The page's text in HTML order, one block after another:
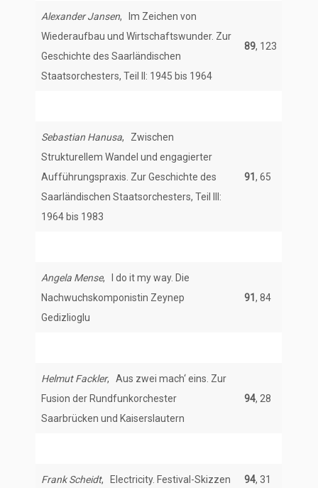
Alexander Jansen, Im Zeichen von
Wiederaufbau und Wirtschaftswunder. Zur
Geschichte des Saarländischen
Staatsorchesters, Teil II: 1945 bis 1964
89, 123
Sebastian Hanusa, Zwischen
Strukturellem Wandel und engagierter
Aufführungspraxis. Zur Geschichte des
Saarländischen Staatsorchesters, Teil III:
1964 bis 1983
91 , 65
Angela Mense, I do it my way. Die
Nachwuchskomponistin Zeynep
Gedizlioglu
91 , 84
Helmut Fackler, Aus zwei mach‘ eins. Zur
Fusion der Rundfunkorchester
Saarbrücken und Kaiserslautern
94, 28
Frank Scheidt, Electricity. Festival-Skizzen 94, 31